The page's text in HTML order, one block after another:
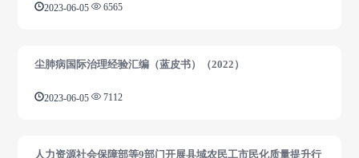
2023-06-05 6565
尘肺病国际治理经验汇编（蓝皮书）（2022）
2023-06-05 7112
人力资源社会保障部等9部门开展县域农民工市民化质量提升行